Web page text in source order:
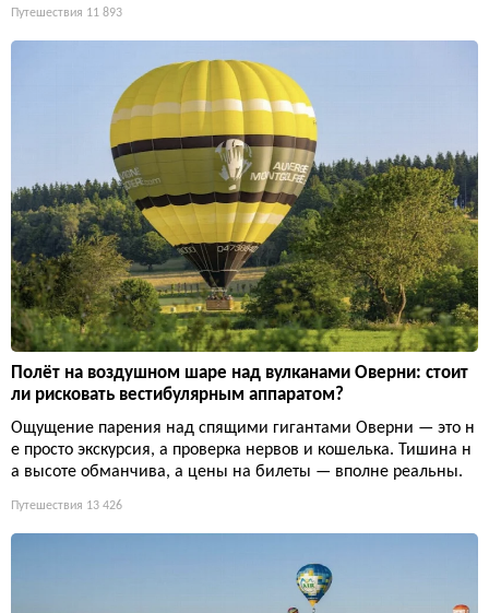
Путешествия 11 893
Полёт на воздушном шаре над вулканами Оверни: стоит
ли рисковать вестибулярным аппаратом?
Ощущение парения над спящими гигантами Оверни — это н
е просто экскурсия, а проверка нервов и кошелька. Тишина н
а высоте обманчива, а цены на билеты — вполне реальны.
Путешествия 13 426